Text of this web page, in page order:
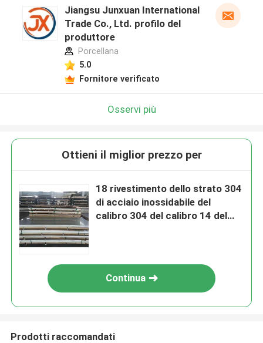
Jiangsu Junxuan International
Trade Co., Ltd. profilo del
produttore
Porcellana
5.0
Fornitore verificato
Osservi più
Ottieni il miglior prezzo per
18 rivestimento dello strato 304
di acciaio inossidabile del
calibro 304 del calibro 14 del
Continua
Prodotti raccomandati